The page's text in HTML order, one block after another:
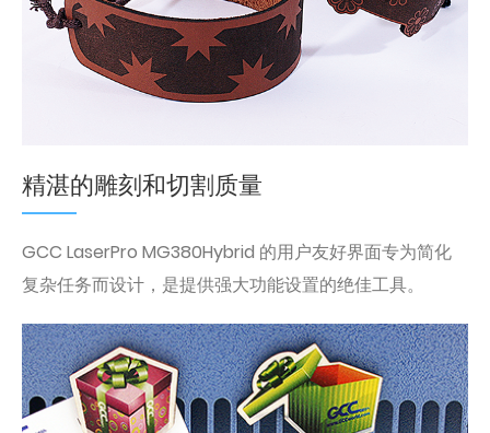
精湛的雕刻和切割质量
GCC LaserPro MG380Hybrid 的用户友好界面专为简化
复杂任务而设计，是提供强大功能设置的绝佳工具。